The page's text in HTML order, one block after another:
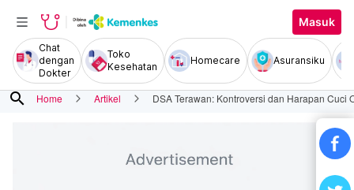
Masuk
Chat
dengan
Dokter
Toko
Kesehatan
Homecare Asuransiku
search Home Artikel DSA Terawan: Kontroversi dan Harapan Cuci